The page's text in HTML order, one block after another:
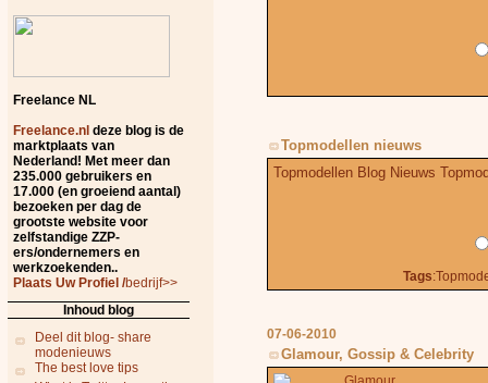
Freelance NL
Freelance.nl deze blog is de
marktplaats van
Nederland! Met meer dan
235.000 gebruikers en
17.000 (en groeiend aantal)
bezoeken per dag de
grootste website voor
zelfstandige ZZP-
ers/ondernemers en
werkzoekenden..
Plaats Uw Profiel /bedrijf>>
Inhoud blog
Deel dit blog- share
modenieuws
The best love tips
Topmodellen nieuws
Topmodellen Blog Nieuws
Tags
07-06-2010
Glamour, Gossip & Celebrity